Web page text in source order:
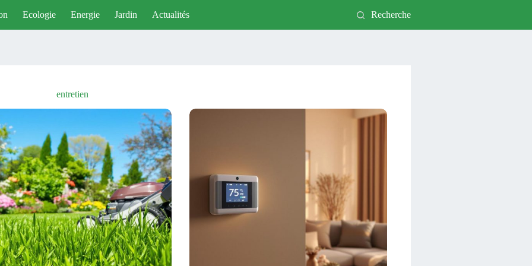
Ecologie Energie Jardin Actualités Recherche
entretien